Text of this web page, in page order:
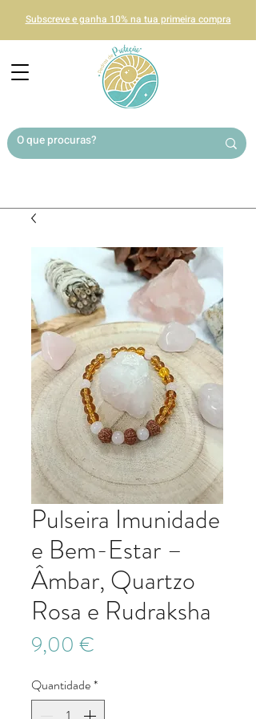
Subscreve e ganha 10% na tua primeira compra
Pulseira Imunidade
e Bem-Estar –
Âmbar, Quartzo
Rosa e Rudraksha
9,00 €
Quantidade*